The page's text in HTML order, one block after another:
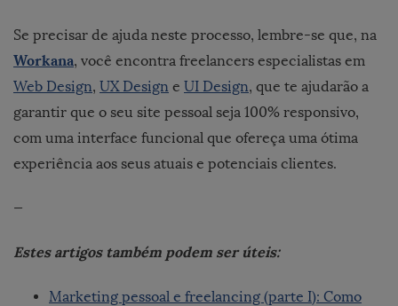
Se precisar de ajuda neste processo, lembre-se que, na
Workana, você encontra freelancers especialistas em
Web Design, UX Design e UI Design, que te ajudarão a
garantir que o seu site pessoal seja 100% responsivo,
com uma interface funcional que ofereça uma ótima
experiência aos seus atuais e potenciais clientes.
—
Estes artigos também podem ser úteis:
Marketing pessoal e freelancing (parte I): Como